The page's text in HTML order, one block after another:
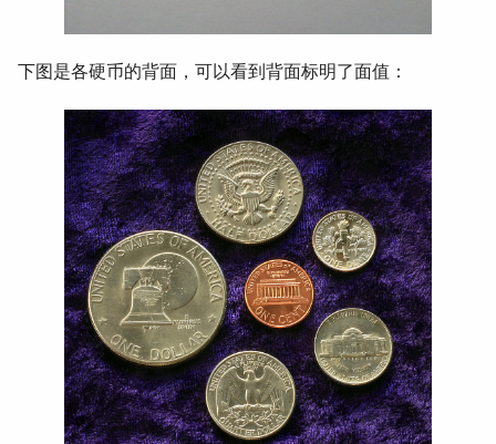
下图是各硬币的背面，可以看到背面标明了面值：